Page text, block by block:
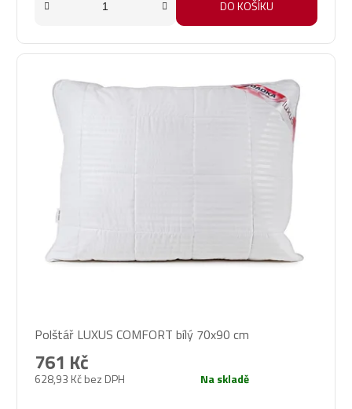
DO KOŠÍKU
hodnocení
produktu
je
Polštář LUXUS COMFORT bílý 70x90 cm
628,93 Kč bez DPH
761 Kč
Na skladě